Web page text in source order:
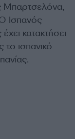
Μπαρτσελόνα,
Ισπανός
κατακτήσει
ισπανικό